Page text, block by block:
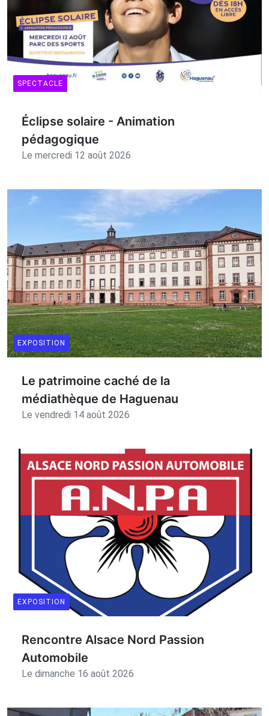
SPECTACLE
Éclipse solaire - Animation
pédagogique
Le mercredi 12 août 2026
EXPOSITION
Le patrimoine caché de la
médiathèque de Haguenau
Le vendredi 14 août 2026
EXPOSITION
Rencontre Alsace Nord Passion
Automobile
Le dimanche 16 août 2026